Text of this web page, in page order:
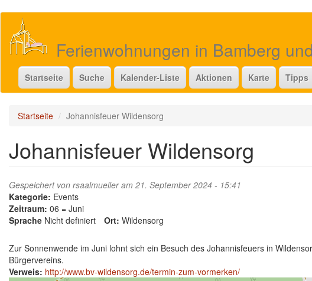
Direkt
Inhalt
Ferienwohnungen in Bamberg
Startseite Suche Kalender-Liste Aktionen Karte Tipps
Startseite Johannisfeuer Wildensorg
Johannisfeuer Wildensorg
Gespeichert von rsaalmuelleram 21. September 2024 - 15:41
Kategorie: Events
Zeitraum: 06 = Juni
Sprache Nicht definiert Ort: Wildensorg
Zur Sonnenwende im Juni lohnt sich ein Besuch des Johannisfeuers in
Bürgervereins.
Verweis: http://www.bv-wildensorg.de/termin-zum-vormerken/